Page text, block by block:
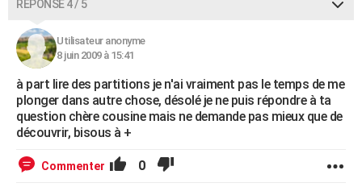
RÉPONSE 4 / 5
Utilisateur anonyme
8 juin 2009 à 15:41
à part lire des partitions je n'ai vraiment pas le temps de me
plonger dans autre chose, désolé je ne puis répondre à ta
question chère cousine mais ne demande pas mieux que de
découvrir, bisous à +
Commenter 0